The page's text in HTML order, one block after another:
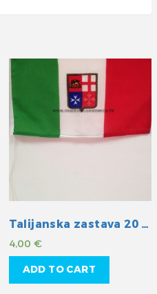
Talijanska zastava 20 X 30 cm
4,00 €
ADD TO CART